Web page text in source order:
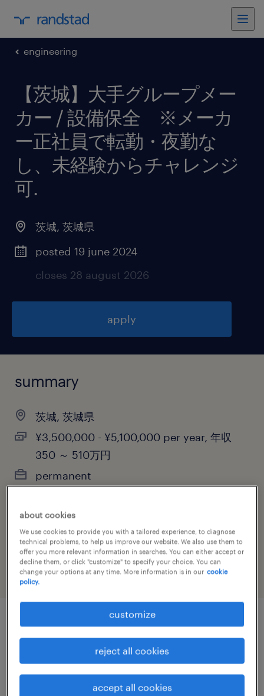
engineering
【茨城】大手グループメー
カー / 設備保全 ※メーカ
ー正社員で転勤・夜勤な
し、未経験からチャレンジ
可.
茨城, 茨城県
posted 19 june 2024
closes 28 august 2026
apply
summary
茨城, 茨城県
¥3,500,000 - ¥5,100,000 per year, 年収
350 ～ 510万円
permanent
job category
engineering
job details
社名
about cookies
We use cookies to provide you with a tailored experience, to diagnose
technical problems, to help us improve our website. We also use them to
offer you more relevant information in searches. You can either accept or
decline them, or click "customize" to specify your choice. You can
change your options at any time. More information is in our cookie
policy.
customize
reject all cookies
accept all cookies